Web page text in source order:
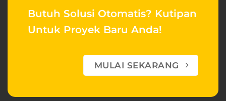
Butuh Solusi Otomatis? Kutipan
Untuk Proyek Baru Anda!
MULAI SEKARANG